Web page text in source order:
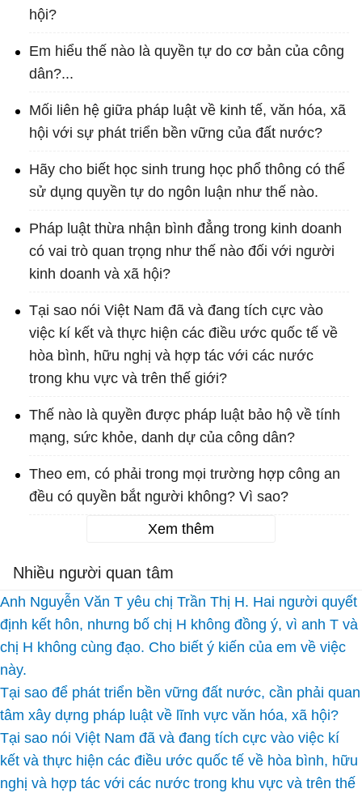
hội?
Em hiểu thế nào là quyền tự do cơ bản của công
dân?...
Mối liên hệ giữa pháp luật về kinh tế, văn hóa, xã
hội với sự phát triển bền vững của đất nước?
Hãy cho biết học sinh trung học phổ thông có thể
sử dụng quyền tự do ngôn luận như thế nào.
Pháp luật thừa nhận bình đẳng trong kinh doanh
có vai trò quan trọng như thế nào đối với người
kinh doanh và xã hội?
Tại sao nói Việt Nam đã và đang tích cực vào
việc kí kết và thực hiện các điều ước quốc tế về
hòa bình, hữu nghị và hợp tác với các nước
trong khu vực và trên thế giới?
Thế nào là quyền được pháp luật bảo hộ về tính
mạng, sức khỏe, danh dự của công dân?
Theo em, có phải trong mọi trường hợp công an
đều có quyền bắt người không? Vì sao?
Xem thêm
Nhiều người quan tâm
Anh Nguyễn Văn T yêu chị Trần Thị H. Hai người quyết
định kết hôn, nhưng bố chị H không đồng ý, vì anh T và
chị H không cùng đạo. Cho biết ý kiến của em về việc
này.
Tại sao để phát triển bền vững đất nước, cần phải quan
tâm xây dựng pháp luật về lĩnh vực văn hóa, xã hội?
Tại sao nói Việt Nam đã và đang tích cực vào việc kí
kết và thực hiện các điều ước quốc tế về hòa bình, hữu
nghị và hợp tác với các nước trong khu vực và trên thế